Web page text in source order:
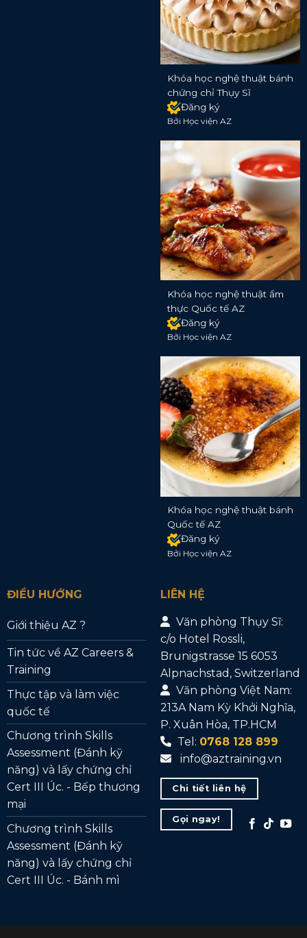
Khóa học nghệ thuật bánh
chứng chỉ Thụy Sĩ
Đăng ký
Bởi Học viện AZ
Khóa học nghệ thuật ẩm
thực Quốc tế AZ
Đăng ký
Bởi Học viện AZ
Khóa học nghệ thuật bánh
Quốc tế AZ
Đăng ký
Bởi Học viện AZ
ĐIỀU HƯỚNG
Giới thiệu AZ ?
Tin tức về AZ Careers &
Training
Thực tập và làm việc
quốc tế
Chương trình Skills
Assessment (Đánh kỹ
năng) và lấy chứng chỉ
Cert III Úc. - Bếp thương
mại
Chương trình Skills
Assessment (Đánh kỹ
năng) và lấy chứng chỉ
Cert III Úc. - Bánh mì
LIÊN HỆ
Văn phòng Thụy Sĩ:
c/o Hotel Rossli,
Brunigstrasse 15 6053
Alpnachstad, Switzerland
Văn phòng Việt Nam:
213A Nam Kỳ Khởi Nghĩa,
P. Xuân Hòa, TP.HCM
Tel: 0768 128 899
info@aztraining.vn
Chi tiết liên hệ
Gọi ngay!